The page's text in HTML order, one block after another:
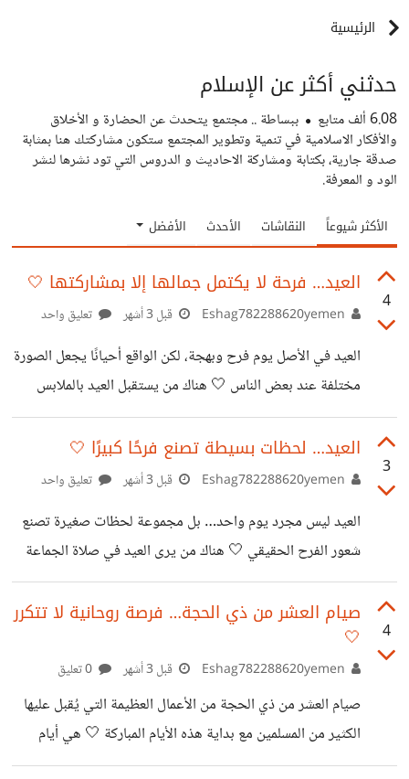
الرئيسية
حدثني أكثر عن الإسلام
6.08 ألف متابع
ببساطة .. مجتمع يتحدث عن الحضارة و الأخلاق
والأفكار الاسلامية في تنمية وتطوير المجتمع ستكون مشاركتك هنا بمثابة
صدقة جارية، بكتابة ومشاركة الاحاديث و الدروس التي تود نشرها لنشر
الود و المعرفة.
الأكثر شيوعاً النقاشات الأحدث الأفضل
4
العيد… فرحة لا يكتمل جمالها إلا بمشاركتها 🤍
قبل 3 أشهر تعليق واحد
العيد في الأصل يوم فرح وبهجة، لكن الواقع أحيانًا يجعل الصورة
مختلفة عند بعض الناس 🤍 هناك من يستقبل العيد بالملابس
الجديدة والزيارات والتهاني، وهناك من يمر عليه بصمت ثقيل
واحتياج لا يراه الآخرون. هذا التباين لا يهدف لإضعاف معنى
العيد، بل يذكرنا بأن الفرح ليس متساويًا عند الجميع، وأن في
ليس وحيدًا. وربما أبسط الأشياء يمكن أن تصنع فرقًا كبيرًا: صدقة
صغيرة، زيارة، أو حتى سؤال
3
العيد… لحظات بسيطة تصنع فرحًا كبيرًا 🤍
قبل 3 أشهر تعليق واحد
العيد ليس مجرد يوم واحد… بل مجموعة لحظات صغيرة تصنع
شعور الفرح الحقيقي 🤍 هناك من يرى العيد في صلاة الجماعة
والتكبيرات، وآخر يراه في زيارة الأهل ولمّة العائلة، وغيرهم
يجدون فرحتهم في تبادل التهاني أو حتى في لحظات بسيطة من
الراحة بعد فترة طويلة من الانشغال. ورغم اختلاف الطرق، يبقى
العيد مساحة جميلة يشعر فيها الإنسان أن الحياة أهدأ وأقرب
للقلب. برأيكم: ما أكثر شيء يجعل العيد مميزًا بالنسبة لكم؟ 🌙
4
صيام العشر من ذي الحجة… فرصة روحانية لا تتكرر
🤍
قبل 3 أشهر
صيام العشر من ذي الحجة من الأعمال العظيمة التي يُقبل عليها
الكثير من المسلمين مع بداية هذه الأيام المباركة 🤍 هي أيام
تجمع بين العبادة والعمل الصالح، ويشعر فيها الإنسان بقيمة الصبر